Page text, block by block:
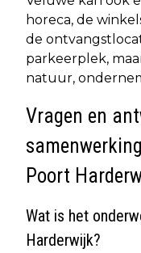
horeca, de
de
parkeerplek,
natuur,
Vragen en
Poort
Wat is het
Harderwijk?